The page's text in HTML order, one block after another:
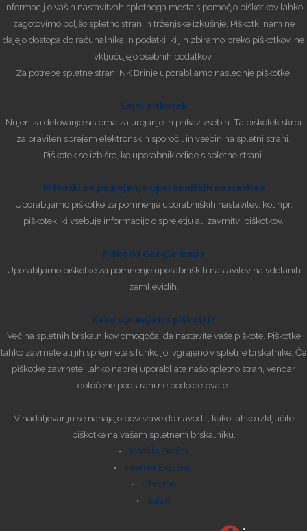
informacij o vaših nastavitvah spletnega mesta s pomočjo piškotkov lahko
zagotovimo boljšo spletno stran in trženjske izkušnje. Piškotki nam ne
dajejo dostopa do računalnika in podatki, ki jih zbiramo preko piškotkov, ne
vključujejo osebnih podatkov.
Za potrebe spletne strani NK Brinje uporabljamo naslednje piškotke:
Sejni piškotek
Nujen za delovanje sistema za urejanje in prikaz vsebin. Ta piškotek skrbi
za pravilen sprejem elektronskih sporočil in vsebin na spletni strani.
Piškotek se izbišre, ko uporabnik odide s spletne strani.
Piškotki za pomnjenje uporabniških nastavitev
Uporabljamo piškotke za pomnenje uporabniških nastavitev, kot npr.
piškotek, ki vsebuje informacijo o sprejetju ali zavrnitvi piškotkov.
Piškotki Google maps
Uporabljamo piškotke za pomnenje uporabniških nastavitev na vdelanih
zemljevidih.
Kako upravljati s piškotki?
Večina spletnih brskalnikov omogoča, da nastavite vaše piškote. Piškotke
lahko zavrnete ali jih sprejmete s funkcijo, vgrajeno v spletne brskalnike. Če
piškotke zavrnete, lahko naprej uporabljate našo spletno stran, vendar
določene podstrani ne bodo delovale.
V nadaljevanju se nahajajo povezave do navodil, kako lahko izključite
piškotke na vašem spletnem brskalniku.
• Mozilla Firefox
• Internet Explorer
• Chrome
• Safari